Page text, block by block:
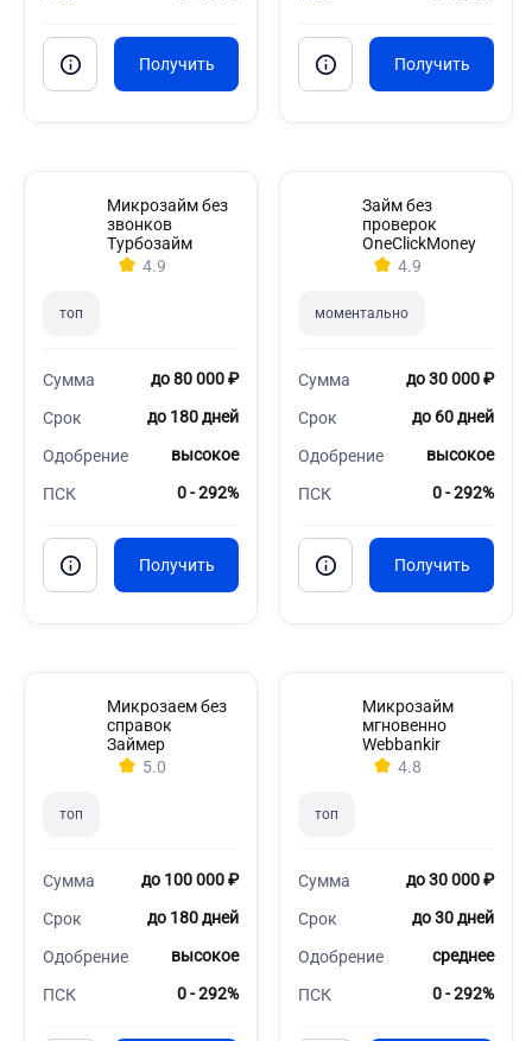
Микрозайм без
звонков
Турбозайм
4.9
топ
Сумма до 80 000 ₽
Срок до 180 дней
Одобрение высокое
ПСК 0 - 292%
Займ без
проверок
OneClickMoney
4.9
моментально
Сумма до 30 000 ₽
Срок до 60 дней
Одобрение высокое
ПСК 0 - 292%
Микрозаем без
справок
Займер
5.0
топ
Сумма до 100 000 ₽
Срок до 180 дней
Одобрение высокое
ПСК 0 - 292%
Микрозайм
мгновенно
Webbankir
4.8
топ
Сумма до 30 000 ₽
Срок до 30 дней
Одобрение среднее
ПСК 0 - 292%